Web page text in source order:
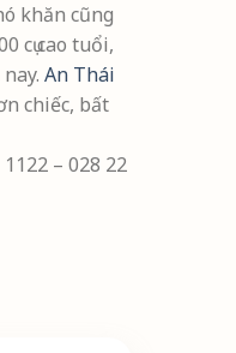
khăn cũng
cụ cao tuổi,
An Thái
chiếc, bất
– 028 22